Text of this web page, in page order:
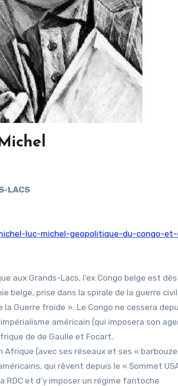
LACS
luc-michel-geopolitique-du-congo-
aux Grands-Lacs, l’ex Congo belge est dès
belge, prise dans la spirale de la guerre
Guerre froide ». Le Congo ne cessera
américain (qui imposera son
de de Gaulle et Focart.
Afrique (avec ses réseaux et ses «
qui rêvent depuis le « Sommet
RDC et d’y imposer un régime fantoche